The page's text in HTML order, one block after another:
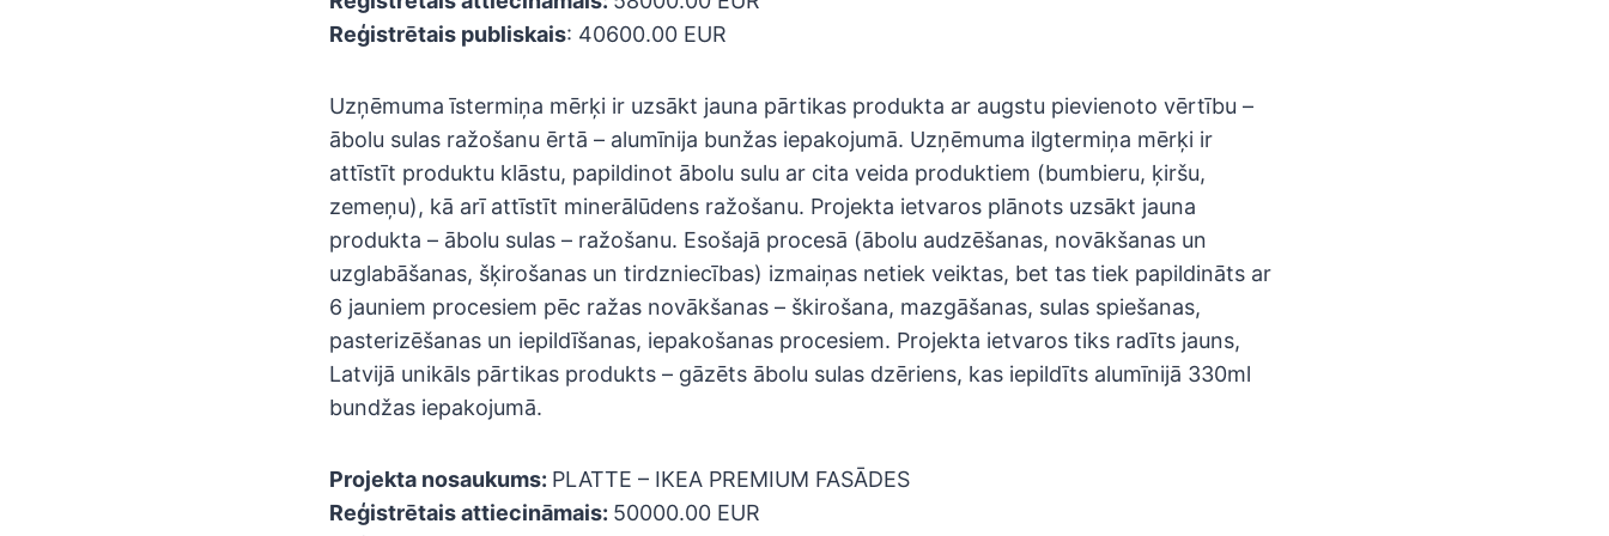
Reģistrētais publiskais: 40600.00 EUR
Uzņēmuma īstermiņa mērķi ir uzsākt jauna pārtikas produkta ar augstu pievienoto vērtību –
ābolu sulas ražošanu ērtā – alumīnija bunžas iepakojumā. Uzņēmuma ilgtermiņa mērķi ir
attīstīt produktu klāstu, papildinot ābolu sulu ar cita veida produktiem (bumbieru, ķiršu,
zemeņu), kā arī attīstīt minerālūdens ražošanu. Projekta ietvaros plānots uzsākt jauna
produkta – ābolu sulas – ražošanu. Esošajā procesā (ābolu audzēšanas, novākšanas un
uzglabāšanas, šķirošanas un tirdzniecības) izmaiņas netiek veiktas, bet tas tiek papildināts ar
6 jauniem procesiem pēc ražas novākšanas – škirošana, mazgāšanas, sulas spiešanas,
pasterizēšanas un iepildīšanas, iepakošanas procesiem. Projekta ietvaros tiks radīts jauns,
Latvijā unikāls pārtikas produkts – gāzēts ābolu sulas dzēriens, kas iepildīts alumīnijā 330ml
bundžas iepakojumā.
Projekta nosaukums: PLATTE – IKEA PREMIUM FASĀDES
Reģistrētais attiecināmais: 50000.00 EUR